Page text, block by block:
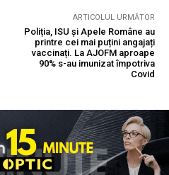
ARTICOLUL URMĂTOR
Poliția, ISU și Apele Române au
printre cei mai puțini angajați
vaccinați. La AJOFM aproape
90% s-au imunizat împotriva
Covid